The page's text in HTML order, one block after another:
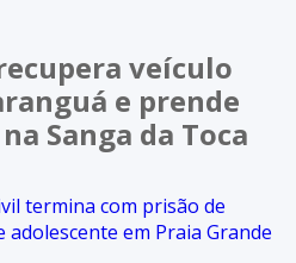
veículo
e prende
Sanga da Toca